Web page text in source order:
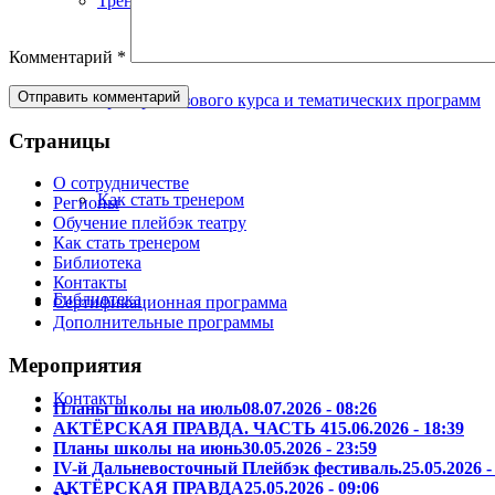
Тренеры базового курса и тематических программ
Как стать тренером
Библиотека
Контакты
Комментарий *
Страницы
О сотрудничестве
Регионы
Обучение плейбэк театру
Как стать тренером
Библиотека
Контакты
Сертификационная программа
Дополнительные программы
Мероприятия
Планы школы на июль08.07.2026 - 08:26
АКТЁРСКАЯ ПРАВДА. ЧАСТЬ 415.06.2026 - 18:39
Планы школы на июнь30.05.2026 - 23:59
IV-й Дальневосточный Плейбэк фестиваль.25.05.2026
АКТЁРСКАЯ ПРАВДА25.05.2026 - 09:06